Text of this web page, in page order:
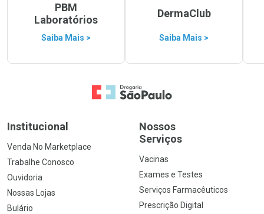
PBM
Laboratórios
Saiba Mais >
DermaClub
Saiba Mais >
Ir para a Home
Institucional
Venda No Marketplace
Trabalhe Conosco
Ouvidoria
Nossas Lojas
Bulário
Nossos
Serviços
Vacinas
Exames e Testes
Serviços Farmacêuticos
Prescrição Digital